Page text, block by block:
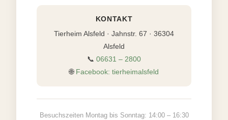
KONTAKT
Tierheim Alsfeld · Jahnstr. 67 · 36304
Alsfeld
📞 06631 – 2800
🌐 Facebook: tierheimalsfeld
Besuchszeiten Montag bis Sonntag: 14:00 – 16:30